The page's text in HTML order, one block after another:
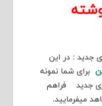
جدید : در این
برای شما نمونه
جدید فراهم
میفرمایید.